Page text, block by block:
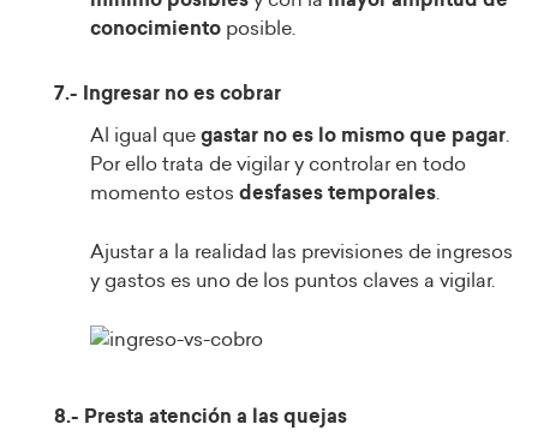
conocimiento posible.
7.- Ingresar no es cobrar
Al igual que gastar no es lo mismo que pagar.
Por ello trata de vigilar y controlar en todo
momento estos desfases temporales.
Ajustar a la realidad las previsiones de ingresos
y gastos es uno de los puntos claves a vigilar.
8.- Presta atención a las quejas